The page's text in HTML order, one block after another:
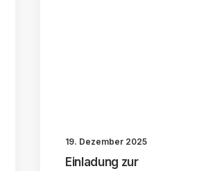
19. Dezember 2025
Einladung zur